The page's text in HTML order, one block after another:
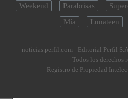
Weekend
Parabrisas
Mía
Lunateen
noticias.perfil.com - Editorial Perfil S.A.
Todos los derechos
Registro de Propiedad